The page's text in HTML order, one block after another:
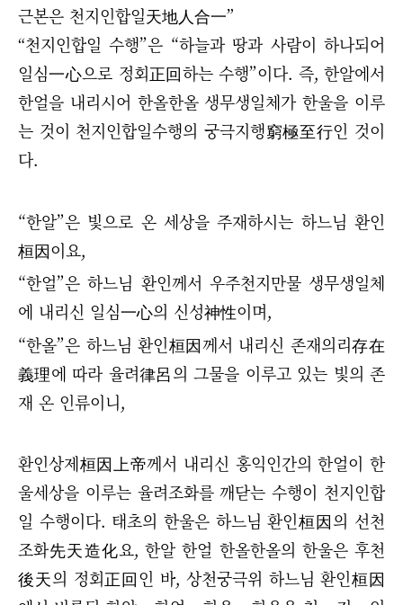
근본은 천지인합일天地人合一”
“천지인합일 수행”은 “하늘과 땅과 사람이 하나되어
일심一心으로 정회正回하는 수행”이다. 즉, 한알에서
한얼을 내리시어 한올한올 생무생일체가 한울을 이루
는 것이 천지인합일수행의 궁극지행窮極至行인 것이
다.
“한알”은 빛으로 온 세상을 주재하시는 하느님 환인
桓因이요,
“한얼”은 하느님 환인께서 우주천지만물 생무생일체
에 내리신 일심一心의 신성神性이며,
“한올”은 하느님 환인桓因께서 내리신 존재의리存在
義理에 따라 율려律呂의 그물을 이루고 있는 빛의 존
재 온 인류이니,
환인상제桓因上帝께서 내리신 홍익인간의 한얼이 한
울세상을 이루는 율려조화를 깨닫는 수행이 천지인합
일 수행이다. 태초의 한울은 하느님 환인桓因의 선천
조화先天造化요, 한알 한얼 한올한올의 한울은 후천
後天의 정회正回인 바, 상천궁극위 하느님 환인桓因